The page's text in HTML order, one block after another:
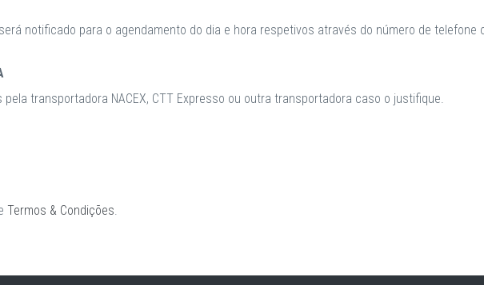
notificado para o agendamento do dia e hora respetivos através do número de telefone
transportadora NACEX, CTT Expresso ou outra transportadora caso o justifique.
Termos & Condições.